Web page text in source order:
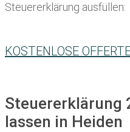
Steuererklärung ausfüllen:
KOSTENLOSE
Steuererklärung
lassen in Heiden